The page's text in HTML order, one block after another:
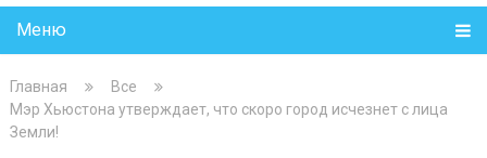
Меню
Главная
Все
Мэр Хьюстона утверждает, что скоро город исчезнет с лица
Земли!